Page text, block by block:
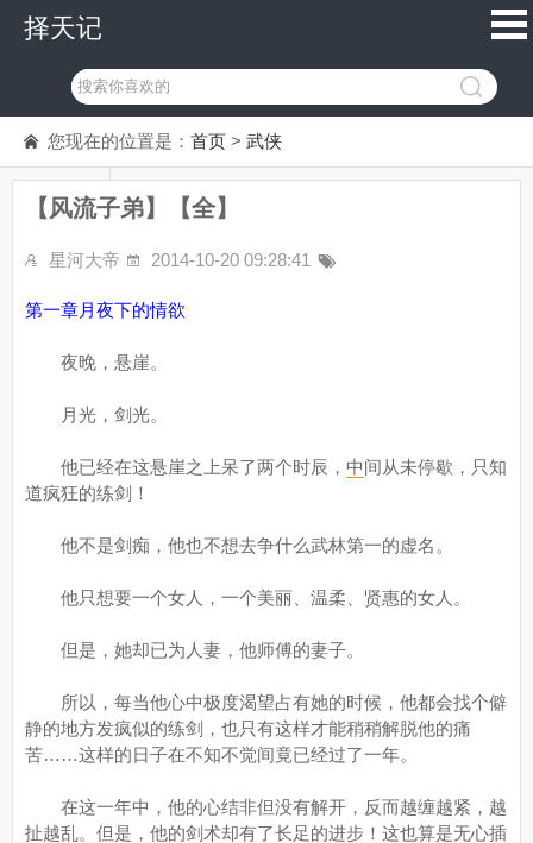
择天记
您现在的位置是： 首页 > 武侠
【风流子弟】【全】
星河大帝 2014-10-20 09:28:41
第一章月夜下的情欲
夜晚，悬崖。
月光，剑光。
他已经在这悬崖之上呆了两个时辰， 中间从未停歇，只知
道疯狂的练剑！
他不是剑痴，他也不想去争什么武林第一的虚名。
他只想要一个女人，一个美丽、温柔、贤惠的女人。
但是，她却已为人妻，他师傅的妻子。
所以，每当他心中极度渴望占有她的时候，他都会找个僻
静的地方发疯似的练剑，也只有这样才能稍稍解脱他的痛
苦……这样的日子在不知不觉间竟已经过了一年。
在这一年中，他的心结非但没有解开，反而越缠越紧，越
扯越乱。但是，他的剑术却有了长足的进步！这也算是无心插